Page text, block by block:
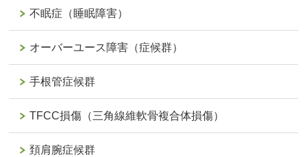
不眠症（睡眠障害）
オーバーユース障害（症候群）
手根管症候群
TFCC損傷（三角線維軟骨複合体損傷）
頚肩腕症候群